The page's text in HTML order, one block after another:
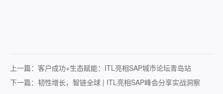
上一篇： 客户成功+生态赋能：ITL亮相SAP城市论坛青岛站
下一篇： 韧性增长，智链全球 | ITL亮相SAP峰会分享实战洞察